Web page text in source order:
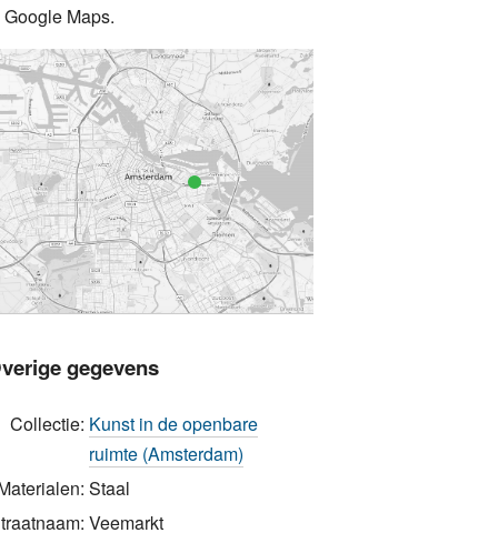
Maps.
gegevens
Collectie: Kunst in de openbare
ruimte (Amsterdam)
Staal
Veemarkt